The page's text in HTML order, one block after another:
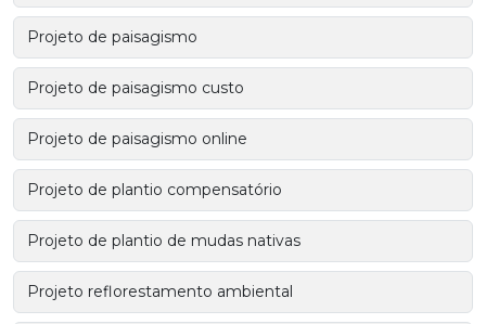
Projeto de paisagismo
Projeto de paisagismo custo
Projeto de paisagismo online
Projeto de plantio compensatório
Projeto de plantio de mudas nativas
Projeto reflorestamento ambiental